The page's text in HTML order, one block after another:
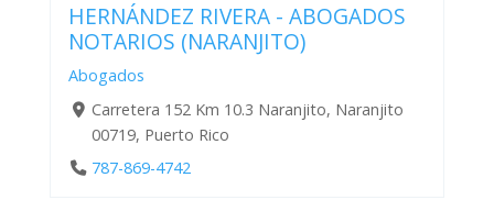
HERNÁNDEZ RIVERA - ABOGADOS
NOTARIOS (NARANJITO)
Abogados
Carretera 152 Km 10.3 Naranjito, Naranjito
00719, Puerto Rico
787-869-4742